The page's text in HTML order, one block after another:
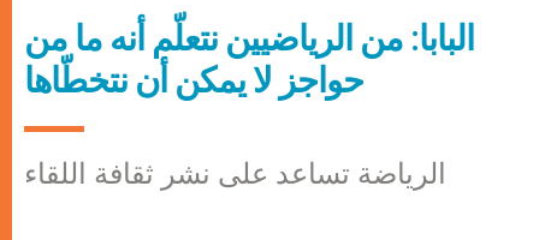
البابا: من الرياضيين نتعلّم أنه ما من
حواجز لا يمكن أن نتخطّاها
الرياضة تساعد على نشر ثقافة اللقاء